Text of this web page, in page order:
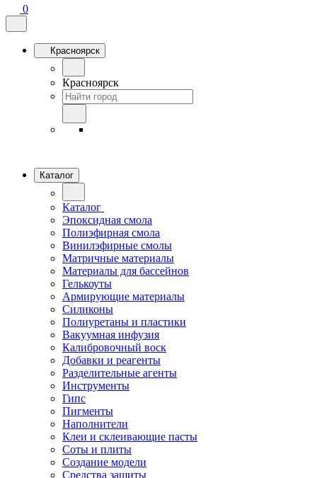
0
Красноярск
Красноярск
Каталог
Каталог
Эпоксидная смола
Полиэфирная смола
Винилэфирные смолы
Матричные материалы
Материалы для бассейнов
Гелькоуты
Армирующие материалы
Силиконы
Полиуретаны и пластики
Вакуумная инфузия
Калибровочный воск
Добавки и реагенты
Разделительные агенты
Инструменты
Гипс
Пигменты
Наполнители
Клеи и склеивающие пасты
Соты и плиты
Создание модели
Средства защиты